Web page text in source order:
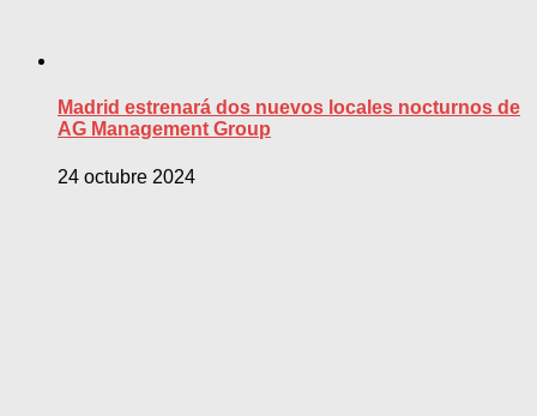
Madrid estrenará dos nuevos locales nocturnos de
AG Management Group
24 octubre 2024